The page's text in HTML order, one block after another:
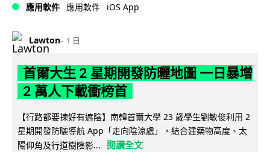
應用軟件 應用軟件 iOS App
Lawton 1 日
首爾大生 2 星期開發防曬地圖 一日暴增
2 萬人下載衝榜首
【行路都要揀好有遮陰】南韓首爾大學 23 歲學生劉敏俊利用 2
星期開發防曬導航 App「走向陰涼處」，結合建築物高度、太
陽仰角及行道樹陰影...
閱讀全文